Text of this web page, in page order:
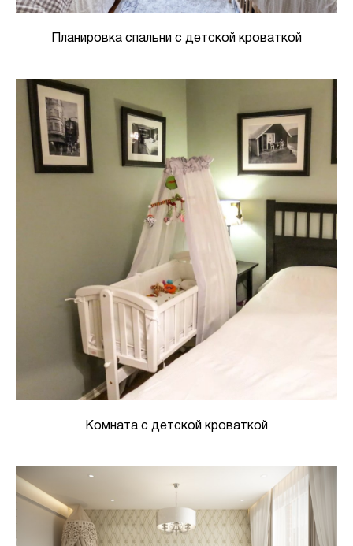
Планировка спальни с детской кроваткой
Комната с детской кроваткой